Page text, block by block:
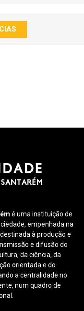
é uma instituição de
empenhada na
à produção e
e difusão do
da ciência, da
orientada e do
a centralidade no
num quadro de